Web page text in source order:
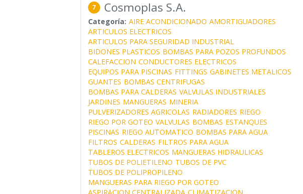
7 Cosmoplas S.A.
Categoría: AIRE ACONDICIONADO AMORTIGUADORES
ARTICULOS ELECTRICOS
ARTICULOS PARA SEGURIDAD INDUSTRIAL
BIDONES PLASTICOS BOMBAS PARA POZOS PROFUNDOS
CALEFACCION CONDUCTORES ELECTRICOS
EQUIPOS PARA PISCINAS FITTINGS GABINETES METALICOS
GUANTES BOMBAS CENTRIFUGAS
BOMBAS PARA CALDERAS VALVULAS INDUSTRIALES
JARDINES MANGUERAS MINERIA
PULVERIZADORES AGRICOLAS RADIADORES RIEGO
RIEGO POR GOTEO VALVULAS BOMBAS ESTANQUES
PISCINAS RIEGO AUTOMATICO BOMBAS PARA AGUA
FILTROS CALDERAS FILTROS PARA AGUA
TABLEROS ELECTRICOS MANGUERAS HIDRAULICAS
TUBOS DE POLIETILENO TUBOS DE PVC
TUBOS DE POLIPROPILENO
MANGUERAS PARA RIEGO POR GOTEO